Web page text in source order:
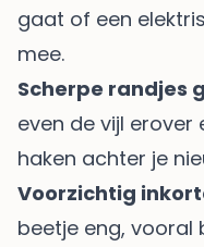
gaat of een
mee.
Scherpe randjes
even de vijl erover
haken achter je
Voorzichtig
beetje eng, vooral